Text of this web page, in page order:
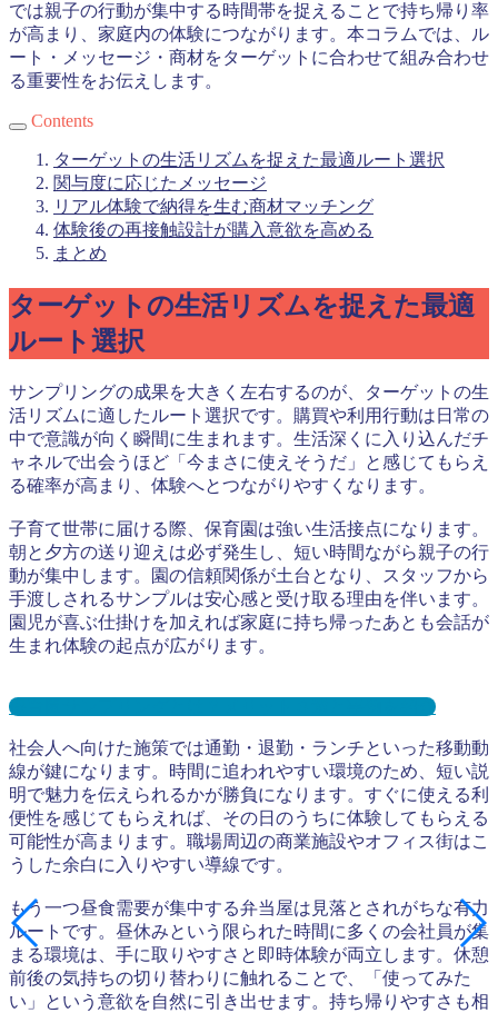
では親子の行動が集中する時間帯を捉えることで持ち帰り率
が高まり、家庭内の体験につながります。本コラムでは、ル
ート・メッセージ・商材をターゲットに合わせて組み合わせ
る重要性をお伝えします。
Contents
ターゲットの生活リズムを捉えた最適ルート選択
関与度に応じたメッセージ
リアル体験で納得を生む商材マッチング
体験後の再接触設計が購入意欲を高める
まとめ
ターゲットの生活リズムを捉えた最適
ルート選択
サンプリングの成果を大きく左右するのが、ターゲットの生
活リズムに適したルート選択です。購買や利用行動は日常の
中で意識が向く瞬間に生まれます。生活深くに入り込んだチ
ャネルで出会うほど「今まさに使えそうだ」と感じてもらえ
る確率が高まり、体験へとつながりやすくなります。
子育て世帯に届ける際、保育園は強い生活接点になります。
朝と夕方の送り迎えは必ず発生し、短い時間ながら親子の行
動が集中します。園の信頼関係が土台となり、スタッフから
手渡しされるサンプルは安心感と受け取る理由を伴います。
園児が喜ぶ仕掛けを加えれば家庭に持ち帰ったあとも会話が
生まれ体験の起点が広がります。
保育園サンプリングとは？メリット３選と事例を紹介
社会人へ向けた施策では通勤・退勤・ランチといった移動動
線が鍵になります。時間に追われやすい環境のため、短い説
明で魅力を伝えられるかが勝負になります。すぐに使える利
便性を感じてもらえれば、その日のうちに体験してもらえる
可能性が高まります。職場周辺の商業施設やオフィス街はこ
うした余白に入りやすい導線です。
もう一つ昼食需要が集中する弁当屋は見落とされがちな有力
ルートです。昼休みという限られた時間に多くの会社員が集
まる環境は、手に取りやすさと即時体験が両立します。休憩
前後の気持ちの切り替わりに触れることで、「使ってみた
い」という意欲を自然に引き出せます。持ち帰りやすさも相